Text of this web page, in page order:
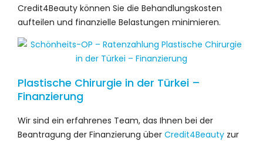
Credit4Beauty können Sie die Behandlungskosten
aufteilen und finanzielle Belastungen minimieren.
Plastische Chirurgie in der Türkei –
Finanzierung
Wir sind ein erfahrenes Team, das Ihnen bei der
Beantragung der Finanzierung über Credit4Beauty zur